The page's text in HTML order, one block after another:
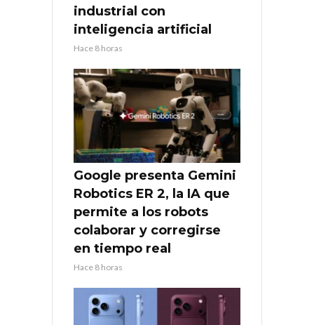
industrial con
inteligencia artificial
Hace 8 horas
Google presenta Gemini
Robotics ER 2, la IA que
permite a los robots
colaborar y corregirse
en tiempo real
Hace 8 horas